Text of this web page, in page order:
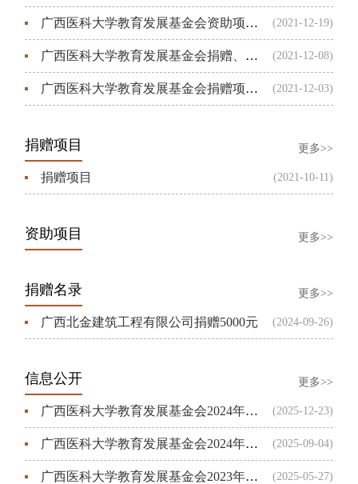
广西医科大学教育发展基金会资助项目工作流程 (2021-12-19)
广西医科大学教育发展基金会捐赠、资助项目管理办法 (2021-12-08)
广西医科大学教育发展基金会捐赠项目工作流程 (2021-12-03)
捐赠项目 更多>>
捐赠项目 (2021-10-11)
资助项目 更多>>
捐赠名录 更多>>
广西北金建筑工程有限公司捐赠5000元 (2024-09-26)
信息公开 更多>>
广西医科大学教育发展基金会2024年度工作报告 (2025-12-23)
广西医科大学教育发展基金会2024年度审计报告 (2025-09-04)
广西医科大学教育发展基金会2023年度工作报告 (2025-05-27)